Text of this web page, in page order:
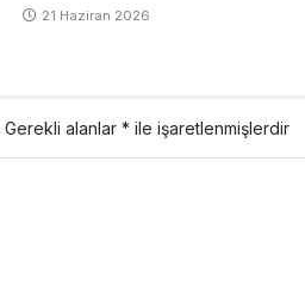
21 Haziran 2026
Gerekli alanlar * ile işaretlenmişlerdir